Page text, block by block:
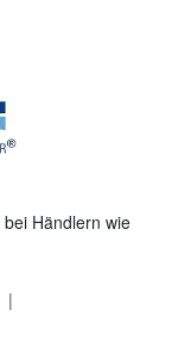
bei Händlern wie